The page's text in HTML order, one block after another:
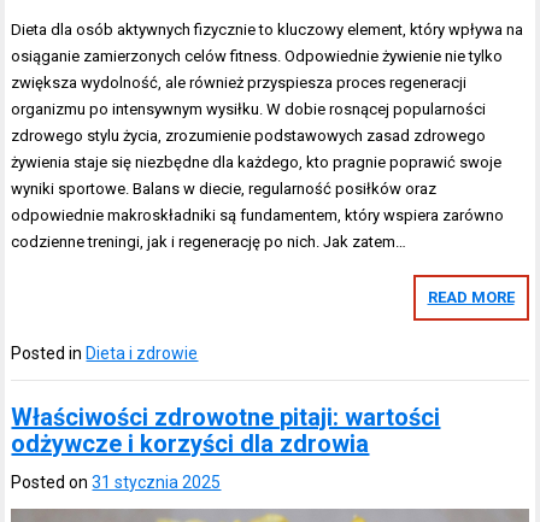
Dieta dla osób aktywnych fizycznie to kluczowy element, który wpływa na
osiąganie zamierzonych celów fitness. Odpowiednie żywienie nie tylko
zwiększa wydolność, ale również przyspiesza proces regeneracji
organizmu po intensywnym wysiłku. W dobie rosnącej popularności
zdrowego stylu życia, zrozumienie podstawowych zasad zdrowego
żywienia staje się niezbędne dla każdego, kto pragnie poprawić swoje
wyniki sportowe. Balans w diecie, regularność posiłków oraz
odpowiednie makroskładniki są fundamentem, który wspiera zarówno
codzienne treningi, jak i regenerację po nich. Jak zatem…
READ MORE
Posted inDieta i zdrowie
Właściwości zdrowotne pitaji: wartości
odżywcze i korzyści dla zdrowia
Posted on31 stycznia 2025